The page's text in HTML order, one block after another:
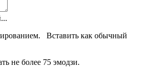
Вставить как обычный
не более 75 эмодзи.